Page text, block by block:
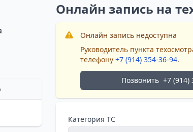
Онлайн запись на
Онлайн запись недоступна
Руководитель пункта
телефону+7 (914) 354-36-94.
Позвонить +7 (914)
Категория ТС